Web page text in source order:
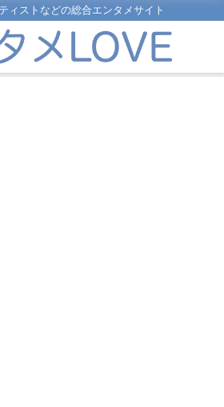
ィストなどの総合エンタメサイト